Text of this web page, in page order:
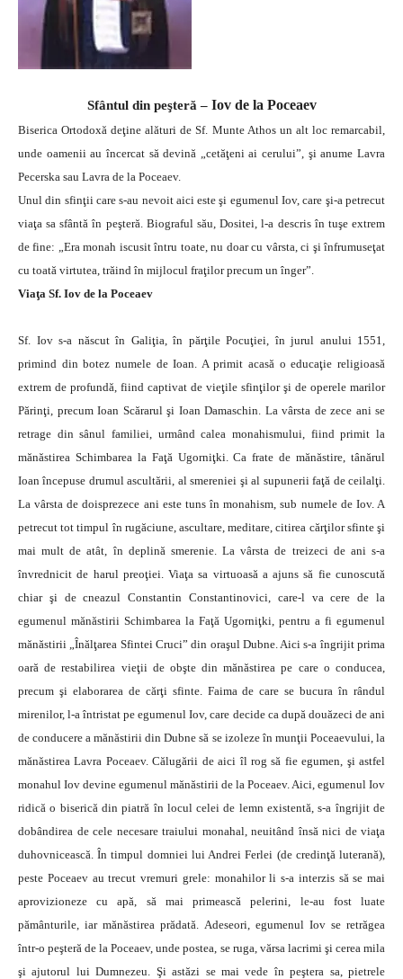
Sfântul din peşteră – Iov de la Poceaev
Biserica Ortodoxă deţine alături de Sf. Munte Athos un alt loc remarcabil,
unde oamenii au încercat să devină „cetăţeni ai cerului”, şi anume Lavra
Pecerska sau Lavra de la Poceaev.
Unul din sfinţii care s-au nevoit aici este şi egumenul Iov, care şi-a petrecut
viaţa sa sfântă în peşteră. Biograful său, Dositei, l-a descris în tuşe extrem
de fine: „Era monah iscusit întru toate, nu doar cu vârsta, ci şi înfrumuseţat
cu toată virtutea, trăind în mijlocul fraţilor precum un înger”.
Viaţa Sf. Iov de la Poceaev
Sf. Iov s-a născut în Galiţia, în părţile Pocuţiei, în jurul anului 1551,
primind din botez numele de Ioan. A primit acasă o educaţie religioasă
extrem de profundă, fiind captivat de vieţile sfinţilor şi de operele marilor
Părinţi, precum Ioan Scărarul şi Ioan Damaschin. La vârsta de zece ani se
retrage din sânul familiei, urmând calea monahismului, fiind primit la
mănăstirea Schimbarea la Faţă Ugorniţki. Ca frate de mănăstire, tânărul
Ioan începuse drumul ascultării, al smereniei şi al supunerii faţă de ceilalţi.
La vârsta de doisprezece ani este tuns în monahism, sub numele de Iov. A
petrecut tot timpul în rugăciune, ascultare, meditare, citirea cărţilor sfinte şi
mai mult de atât, în deplină smerenie. La vârsta de treizeci de ani s-a
învrednicit de harul preoţiei. Viaţa sa virtuoasă a ajuns să fie cunoscută
chiar şi de cneazul Constantin Constantinovici, care-l va cere de la
egumenul mănăstirii Schimbarea la Faţă Ugorniţki, pentru a fi egumenul
mănăstirii „Înălţarea Sfintei Cruci” din oraşul Dubne. Aici s-a îngrijit prima
oară de restabilirea vieţii de obşte din mănăstirea pe care o conducea,
precum şi elaborarea de cărţi sfinte. Faima de care se bucura în rândul
mirenilor, l-a întristat pe egumenul Iov, care decide ca după douăzeci de ani
de conducere a mănăstirii din Dubne să se izoleze în munţii Poceaevului, la
mănăstirea Lavra Poceaev. Călugării de aici îl rog să fie egumen, şi astfel
monahul Iov devine egumenul mănăstirii de la Poceaev. Aici, egumenul Iov
ridică o biserică din piatră în locul celei de lemn existentă, s-a îngrijit de
dobândirea de cele necesare traiului monahal, neuitând însă nici de viaţa
duhovnicească. În timpul domniei lui Andrei Ferlei (de credinţă luterană),
peste Poceaev au trecut vremuri grele: monahilor li s-a interzis să se mai
aprovizioneze cu apă, să mai primească pelerini, le-au fost luate
pământurile, iar mănăstirea prădată. Adeseori, egumenul Iov se retrăgea
într-o peşteră de la Poceaev, unde postea, se ruga, vărsa lacrimi şi cerea mila
şi ajutorul lui Dumnezeu. Şi astăzi se mai vede în peştera sa, pietrele